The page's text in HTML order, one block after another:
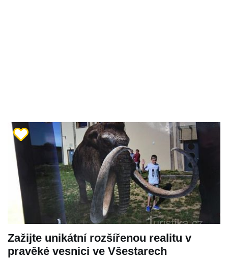
Zažijte unikátní rozšířenou realitu v
pravěké vesnici ve Všestarech